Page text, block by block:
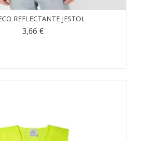
REFLECTANTE JESTOL
3,66 €